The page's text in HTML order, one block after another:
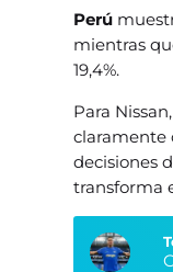
Perú
mientras
19,4%.
Para
claramente
decisiones
transforma